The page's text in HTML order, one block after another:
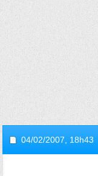
04/02/2007, 18h43